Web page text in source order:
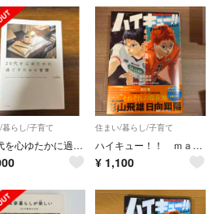
暮らし/子育て
２０代を心ゆたかに過ごすための習慣
住まい/暮らし/子育て
ハイキュー！！ ｍａｇａｚｉｎｅ
¥ 1,100